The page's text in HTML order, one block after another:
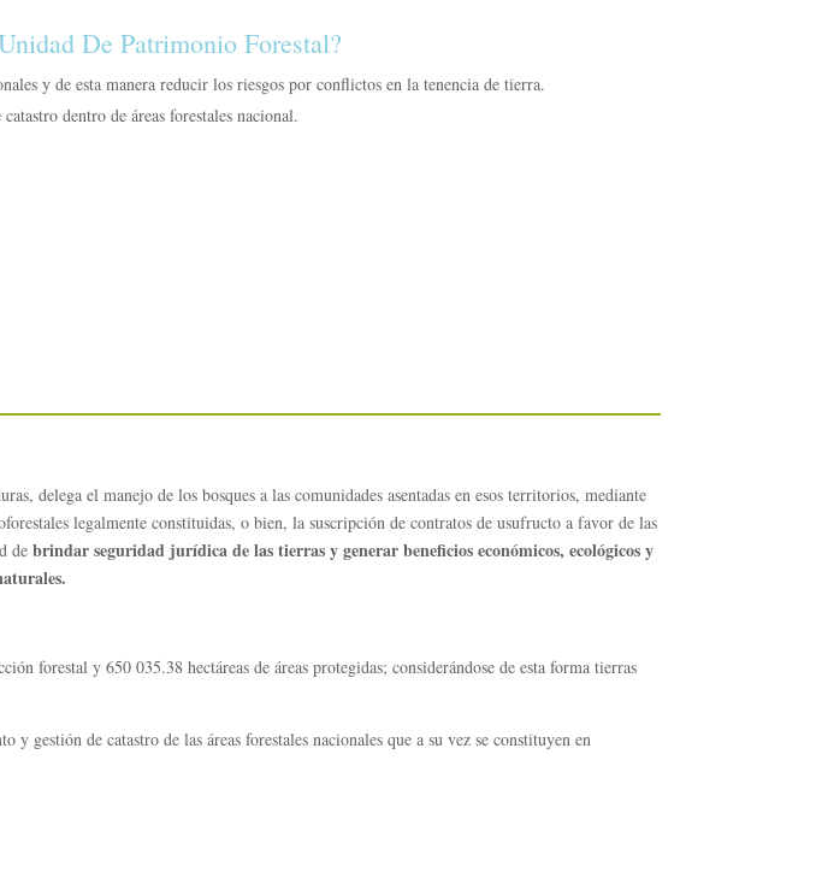
De Patrimonio Forestal?
y de esta manera reducir los riesgos por conflictos en la tenencia de tierra.
dentro de áreas forestales nacional.
delega el manejo de los bosques a las comunidades asentadas en esos territorios, mediante
legalmente constituidas, o bien, la suscripción de contratos de usufructo a favor de las
debrindar seguridad jurídica de las tierras y generar beneficios económicos, ecológicos y
forestal y 650 035.38 hectáreas de áreas protegidas; considerándose de esta forma tierras
de catastro de las áreas forestales nacionales que a su vez se constituyen en